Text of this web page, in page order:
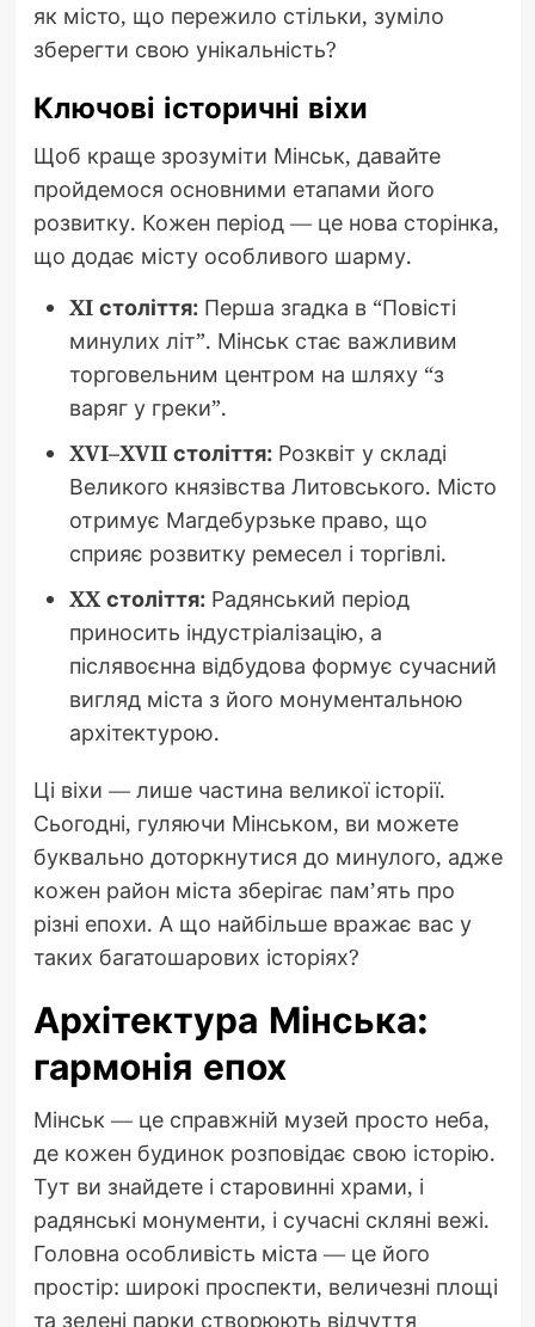
як місто, що пережило стільки, зуміло
зберегти свою унікальність?
Ключові історичні віхи
Щоб краще зрозуміти Мінськ, давайте
пройдемося основними етапами його
розвитку. Кожен період — це нова сторінка,
що додає місту особливого шарму.
XI століття:Перша згадка в “Повісті
минулих літ”. Мінськ стає важливим
торговельним центром на шляху “з
варяг у греки”.
XVI–XVII століття:Розквіт у складі
Великого князівства Литовського. Місто
отримує Магдебурзьке право, що
сприяє розвитку ремесел і торгівлі.
XX століття:Радянський період
приносить індустріалізацію, а
післявоєнна відбудова формує сучасний
вигляд міста з його монументальною
архітектурою.
Ці віхи — лише частина великої історії.
Сьогодні, гуляючи Мінськом, ви можете
буквально доторкнутися до минулого, адже
кожен район міста зберігає пам’ять про
різні епохи. А що найбільше вражає вас у
таких багатошарових історіях?
Архітектура Мінська:
гармонія епох
Мінськ — це справжній музей просто неба,
де кожен будинок розповідає свою історію.
Тут ви знайдете і старовинні храми, і
радянські монументи, і сучасні скляні вежі.
Головна особливість міста — це його
простір: широкі проспекти, величезні площі
та зелені парки створюють відчуття